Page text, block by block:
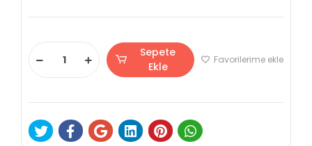
Sepete
Ekle
Favorilerime ekle